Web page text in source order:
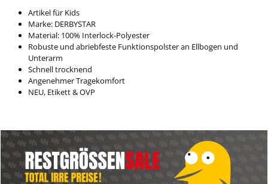
Artikel für Kids
Marke: DERBYSTAR
Material: 100% Interlock-Polyester
Robuste und abriebfeste Funktionspolster an Ellbogen und
Unterarm
Schnell trocknend
Angenehmer Tragekomfort
NEU, Etikett & OVP